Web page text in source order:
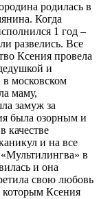
родилась в
Когда
1 год –
развелись. Все
Ксения провела
и
московском
маму,
замуж за
была озорным и
качестве
и на все
в
и она
свою любовь
которым Ксения